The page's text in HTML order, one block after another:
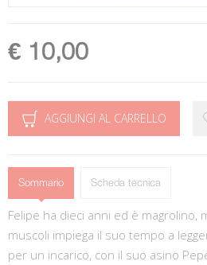
€ 10,00
AGGIUNGI AL CARRELLO
Sommario Scheda tecnica
Felipe ha dieci anni ed è magrolino,
muscoli impiega il suo tempo a
per un incarico, con il suo asino